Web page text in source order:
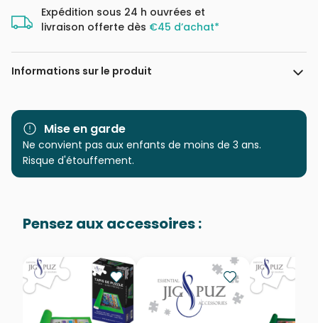
Expédition sous 24 h ouvrées et
livraison offerte dès €45 d’achat*
Informations sur le produit
Marque
Ravensburger, le leader
Catégorie
EAN 4005556167302
Nombre de pièces 1000 pièces
Mise en garde
Ne convient pas aux enfants de moins de 3 ans.
Risque d'étouffement.
Pensez aux accessoires :